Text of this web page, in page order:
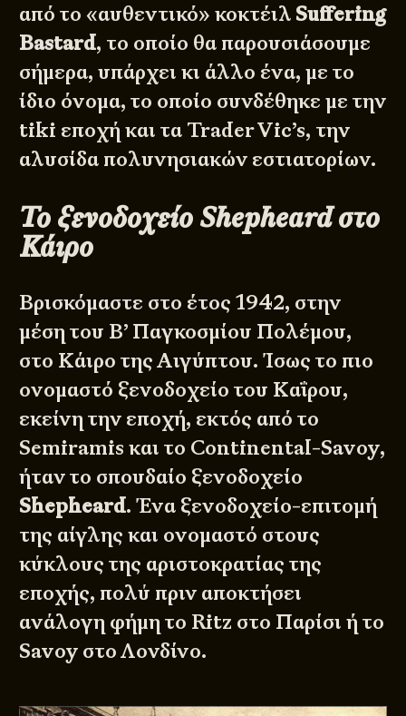
από το «αυθεντικό» κοκτέιλ Suffering
Bastard, το οποίο θα παρουσιάσουμε
σήμερα, υπάρχει κι άλλο ένα, με το
ίδιο όνομα, το οποίο συνδέθηκε με την
tiki εποχή και τα Trader Vic’s, την
αλυσίδα πολυνησιακών εστιατορίων.
Το ξενοδοχείο Shepheard στο
Κάιρο
Βρισκόμαστε στο έτος 1942, στην
μέση του Β’ Παγκοσμίου Πολέμου,
στο Κάιρο της Αιγύπτου. Ίσως το πιο
ονομαστό ξενοδοχείο του Καΐρου,
εκείνη την εποχή, εκτός από το
Semiramis και το Continental-Savoy,
ήταν το σπουδαίο ξενοδοχείο
Shepheard. Ένα ξενοδοχείο-επιτομή
της αίγλης και ονομαστό στους
κύκλους της αριστοκρατίας της
εποχής, πολύ πριν αποκτήσει
ανάλογη φήμη το Ritz στο Παρίσι ή το
Savoy στο Λονδίνο.